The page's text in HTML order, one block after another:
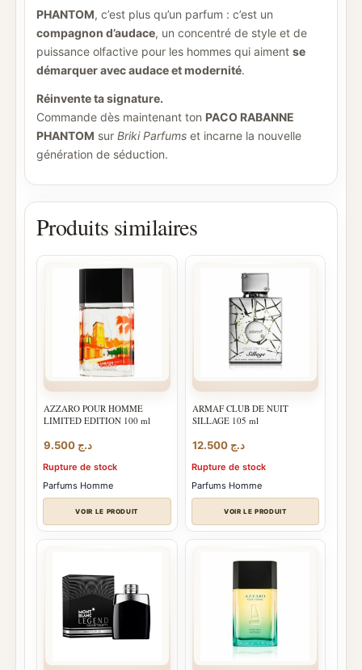
PHANTOM, c’est plus qu’un parfum : c’est un
compagnon d’audace, un concentré de style et de
puissance olfactive pour les hommes qui aiment se
démarquer avec audace et modernité.
Réinvente ta signature.
Commande dès maintenant ton PACO RABANNE
PHANTOM sur Briki Parfums et incarne la nouvelle
génération de séduction.
Produits similaires
AZZARO POUR HOMME
LIMITED EDITION 100 ml
د.ج
Rupture de stock
Parfums Homme
VOIR LE PRODUIT
ARMAF CLUB DE NUIT
SILLAGE 105 ml
د.ج 12.500
Rupture de stock
Parfums Homme
VOIR LE PRODUIT